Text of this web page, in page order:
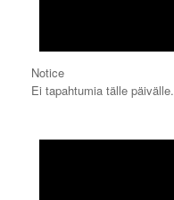
Notice
Ei tapahtumia tälle päivälle.